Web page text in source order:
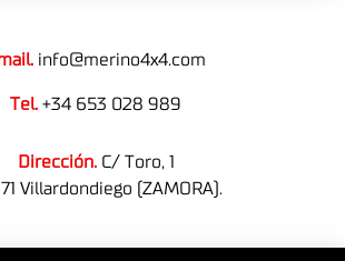
info@merino4x4.com
Tel. +34 653 028 989
Dirección.C/ Toro, 1
Villardondiego (ZAMORA).